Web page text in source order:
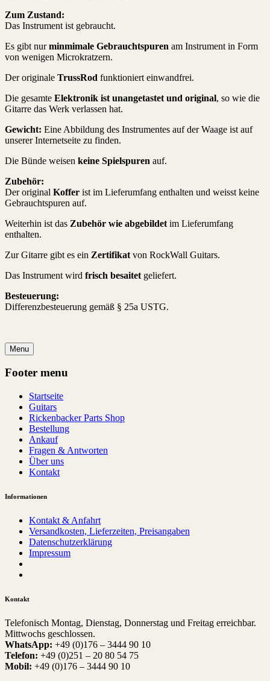
Zum Zustand:
Das Instrument ist gebraucht.
Es gibt nurminmimale Gebrauchtspuren am Instrument in Form
von wenigen Microkratzern.
Der originale TrussRod funktioniert einwandfrei.
Die gesamte Elektronik ist unangetastet und original, so wie die
Gitarre das Werk verlassen hat.
Gewicht: Eine Abbildung des Instrumentes auf der Waage ist auf
unserer Internetseite zu finden.
Die Bünde weisen keine Spielspuren auf.
Zubehör:
Der original Koffer ist im Lieferumfang enthalten und weisst keine
Gebrauchtspuren auf.
Weiterhin ist das Zubehör wie abgebildet im Lieferumfang
enthalten.
Zur Gitarre gibt es ein Zertifikat von RockWall Guitars.
Das Instrument wird frisch besaitet geliefert.
Besteuerung:
Differenzbesteuerung gemäß § 25a USTG.
Menu
Footer menu
Startseite
Guitars
Rickenbacker Parts Shop
Bestellung
Ankauf
Fragen & Antworten
Über uns
Kontakt
Informationen
Kontakt & Anfahrt
Versandkosten, Lieferzeiten, Preisangaben
Datenschutzerklärung
Impressum
Kontakt
Telefonisch Montag, Dienstag, Donnerstag und Freitag erreichbar.
Mittwochs geschlossen.
WhatsApp: +49 (0)176 – 3444 90 10
Telefon: +49 (0)251 – 20 80 54 75
Mobil: +49 (0)176 – 3444 90 10